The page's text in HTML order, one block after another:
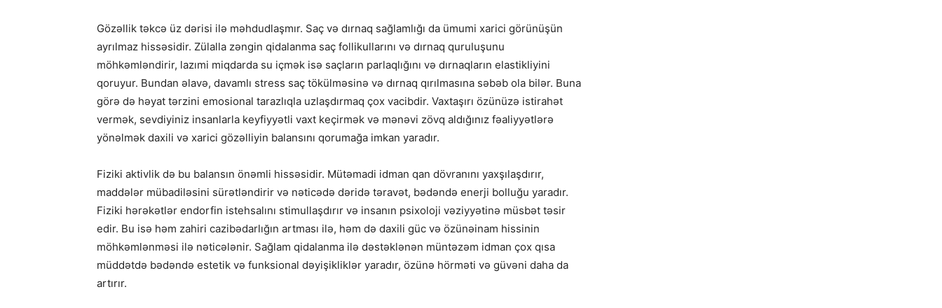
Gözəllik təkcə üz dərisi ilə məhdudlaşmır. Saç və dırnaq sağlamlığı da ümumi xarici görünüşün
ayrılmaz hissəsidir. Zülalla zəngin qidalanma saç follikullarını və dırnaq quruluşunu
möhkəmləndirir, lazımi miqdarda su içmək isə saçların parlaqlığını və dırnaqların elastikliyini
qoruyur. Bundan əlavə, davamlı stress saç tökülməsinə və dırnaq qırılmasına səbəb ola bilər. Buna
görə də həyat tərzini emosional tarazlıqla uzlaşdırmaq çox vacibdir. Vaxtaşırı özünüzə istirahət
vermək, sevdiyiniz insanlarla keyfiyyətli vaxt keçirmək və mənəvi zövq aldığınız fəaliyyətlərə
yönəlmək daxili və xarici gözəlliyin balansını qorumağa imkan yaradır.
Fiziki aktivlik də bu balansın önəmli hissəsidir. Mütəmadi idman qan dövranını yaxşılaşdırır,
maddələr mübadiləsini sürətləndirir və nəticədə dəridə təravət, bədəndə enerji bolluğu yaradır.
Fiziki hərəkətlər endorfin istehsalını stimullaşdırır və insanın psixoloji vəziyyətinə müsbət təsir
edir. Bu isə həm zahiri cazibədarlığın artması ilə, həm də daxili güc və özünəinam hissinin
möhkəmlənməsi ilə nəticələnir. Sağlam qidalanma ilə dəstəklənən müntəzəm idman çox qısa
müddətdə bədəndə estetik və funksional dəyişikliklər yaradır, özünə hörməti və güvəni daha da
artırır.